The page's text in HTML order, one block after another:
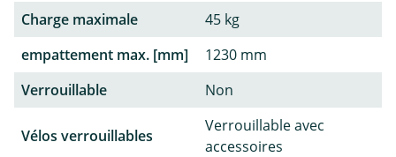
Charge maximale
45 kg
empattement max. [mm]
1230 mm
Verrouillable
Non
Vélos verrouillables
Verrouillable avec
accessoires